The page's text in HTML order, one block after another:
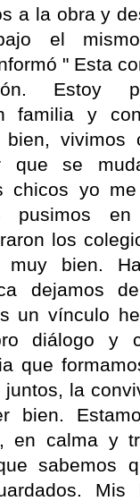
a la obra y
el
" Esta
Estoy
familia y
bien, vivimos
que se
chicos yo
pusimos en
los
muy bien.
dejamos
un vínculo
diálogo y
que
la
bien.
en calma y
sabemos
Mis